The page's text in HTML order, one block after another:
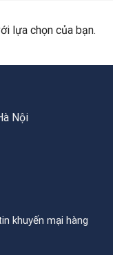
lựa chọn của bạn.
Nội
khuyến mại hàng